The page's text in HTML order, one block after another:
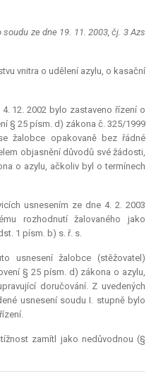
ze dne 19. 11. 2003, čj. 3 Azs
vnitra o udělení azylu, o kasační
12. 2002 bylo zastaveno řízení o
§ 25 písm. d) zákona č. 325/1999
žalobce opakovaně bez řádné
objasnění důvodů své žádosti,
o azylu, ačkoliv byl o termínech
usnesením ze dne 4. 2. 2003
rozhodnutí žalovaného jako
1 písm. b) s. ř. s.
usnesení žalobce (stěžovatel)
§ 25 písm. d) zákona o azylu,
doručování. Z uvedených
usnesení soudu I. stupně bylo
zamítl jako nedůvodnou (§